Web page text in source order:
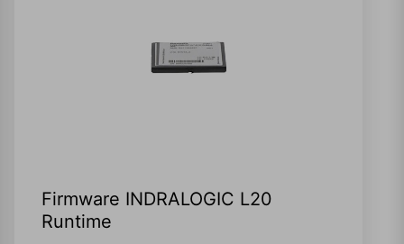
Firmware INDRALOGIC L20
Runtime